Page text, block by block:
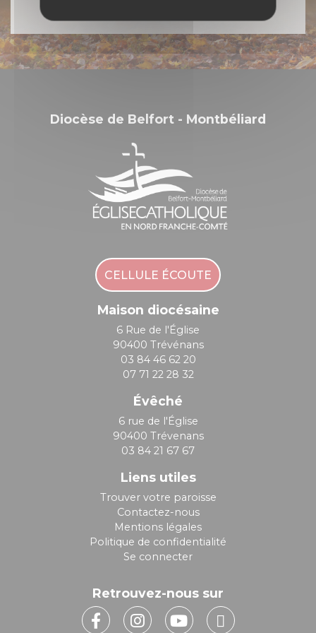
Diocèse de Belfort - Montbéliard
CELLULE ÉCOUTE
Maison diocésaine
6 Rue de l'Église
90400 Trévénans
03 84 46 62 20
07 71 22 28 32
Évêché
6 rue de l'Église
90400 Trévenans
03 84 21 67 67
Liens utiles
Trouver votre paroisse
Contactez-nous
Mentions légales
Politique de confidentialité
Se connecter
Retrouvez-nous sur